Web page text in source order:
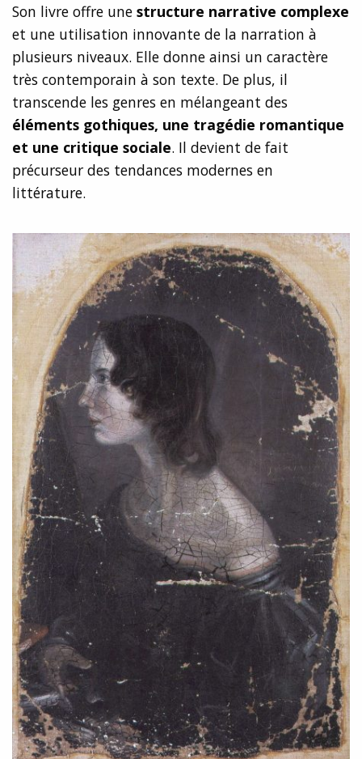
Son livre offre une structure narrative complexe
et une utilisation innovante de la narration à
plusieurs niveaux. Elle donne ainsi un caractère
très contemporain à son texte. De plus, il
transcende les genres en mélangeant des
éléments gothiques, une tragédie romantique
et une critique sociale. Il devient de fait
précurseur des tendances modernes en
littérature.